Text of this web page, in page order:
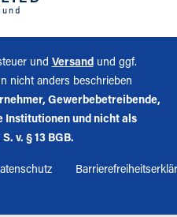
und Versandund ggf.
nicht anders beschrieben
Gewerbebetreibende,
und nicht als
v. § 13 BGB.